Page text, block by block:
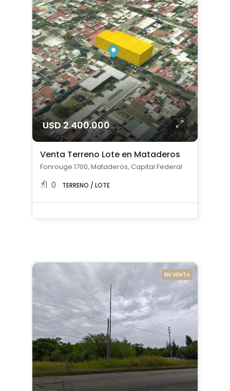
USD 2.400.000
Venta Terreno Lote en Mataderos
Fonrouge 1700, Mataderos, Capital Federal
0 TERRENO / LOTE
EN VENTA